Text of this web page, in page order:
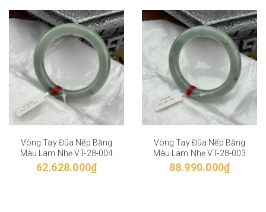
Vòng Tay Đũa Nếp Băng
Màu Lam Nhẹ VT-28-004
62.628.000₫
Vòng Tay Đũa Nếp Băng
Màu Lam Nhẹ VT-28-003
88.990.000₫